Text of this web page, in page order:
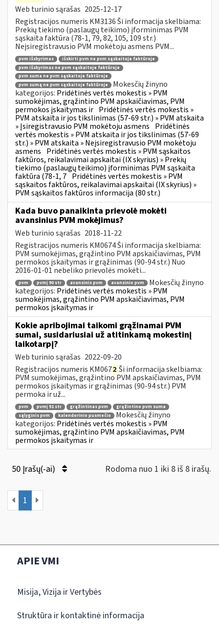
Web turinio sąrašas 2025-12-17
Registracijos numeris KM3136 Ši informacija skelbiama:
Prekių tiekimo (paslaugų teikimo) įforminimas PVM
sąskaita faktūra (78-1, 79, 82, 105, 109 str.)
Neįsiregistravusio PVM mokėtoju asmens PVM...
pvm išskyrimas
išskirti pvm ne pvm sąskaitoje faktūroje
pvm išskyrimas ne pvm sąskaitoje faktūroje
pvm suma ne pvm sąskaitoje faktūroje
pvm sumą ne pvm sąskaitoje faktūroje
Mokesčių žinyno
kategorijos: Pridėtinės vertės mokestis » PVM
sumokėjimas, grąžintino PVM apskaičiavimas, PVM
permokos įskaitymas ir Pridėtinės vertės mokestis »
PVM atskaita ir jos tikslinimas (57-69 str.) » PVM atskaita
» Įsiregistravusio PVM mokėtoju asmens Pridėtinės
vertės mokestis » PVM atskaita ir jos tikslinimas (57-69
str.) » PVM atskaita » Neįsiregistravusio PVM mokėtoju
asmens Pridėtinės vertės mokestis » PVM sąskaitos
faktūros, reikalavimai apskaitai (IX skyrius) » Prekių
tiekimo (paslaugų teikimo) įforminimas PVM sąskaita
faktūra (78-1, 7 Pridėtinės vertės mokestis » PVM
sąskaitos faktūros, reikalavimai apskaitai (IX skyrius) »
PVM sąskaitos faktūros informacija (80 str.)
Kada buvo panaikinta prievolė mokėti
avansinius PVM mokėjimus?
Web turinio sąrašas 2018-11-22
Registracijos numeris KM0674 Ši informacija skelbiama:
PVM sumokėjimas, grąžintino PVM apskaičiavimas, PVM
permokos įskaitymas ir grąžinimas (90-94 str.) Nuo
2016-01-01 nebeliko prievolės mokėti...
pvm pvmį 90 str avansinis pvm avansinio pvm
Mokesčių žinyno
kategorijos: Pridėtinės vertės mokestis » PVM
sumokėjimas, grąžintino PVM apskaičiavimas, PVM
permokos įskaitymas ir
Kokie apribojimai taikomi grąžinamai PVM
sumai, susidariusiai už atitinkamą mokestinį
laikotarpį?
Web turinio sąrašas 2022-09-20
Registracijos numeris KM0672 Ši informacija skelbiama:
PVM sumokėjimas, grąžintino PVM apskaičiavimas, PVM
permokos įskaitymas ir grąžinimas (90-94 str.) PVM
permoka ir už...
pvm pvmį 91 str grąžintinas pvm
grąžintino pvm suma
sąlyginis pvm
kalendorinio pusmečio
Mokesčių žinyno
kategorijos: Pridėtinės vertės mokestis » PVM
sumokėjimas, grąžintino PVM apskaičiavimas, PVM
permokos įskaitymas ir
50 Įrašų(-ai) Rodoma nuo 1 iki 8 iš 8 irašų.
1
APIE VMI
Misija, Vizija ir Vertybės
Struktūra ir kontaktinė informacija